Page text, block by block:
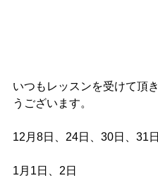
いつもレッスンを受けて頂
うございます。
12月8日、24日、30日、31日
1月1日、2日